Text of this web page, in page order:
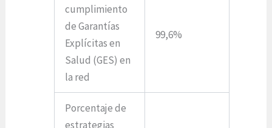
cumplimiento
de Garantías
Explícitas en
Salud (GES) en
la red
99,6%
Porcentaje de
estrategias